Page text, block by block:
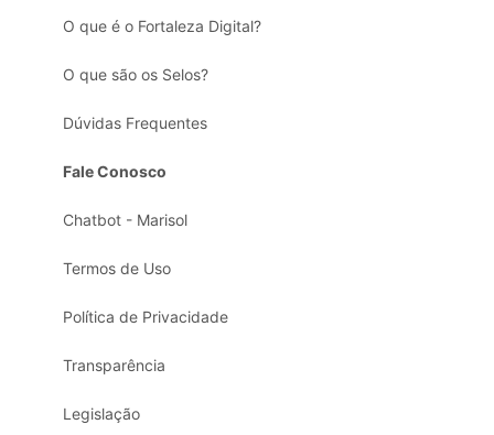
O que é o Fortaleza Digital?
O que são os Selos?
Dúvidas Frequentes
Fale Conosco
Chatbot - Marisol
Termos de Uso
Política de Privacidade
Transparência
Legislação